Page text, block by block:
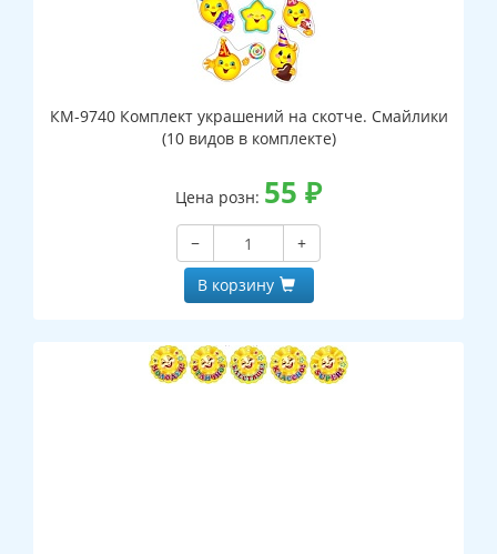
КМ-9740 Комплект украшений на скотче. Смайлики
(10 видов в комплекте)
Цена розн: 55 ₽
−
+
В корзину